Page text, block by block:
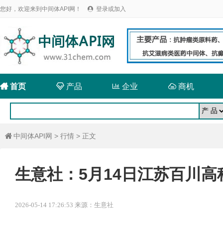
您好，欢迎来到中间体API网！  登录或加入
首页 产品  企业  商机
 中间体API网 > 行情 > 正文
生意社：5月14日江苏百川
2026-05-14 17:26:53 来源：生意社